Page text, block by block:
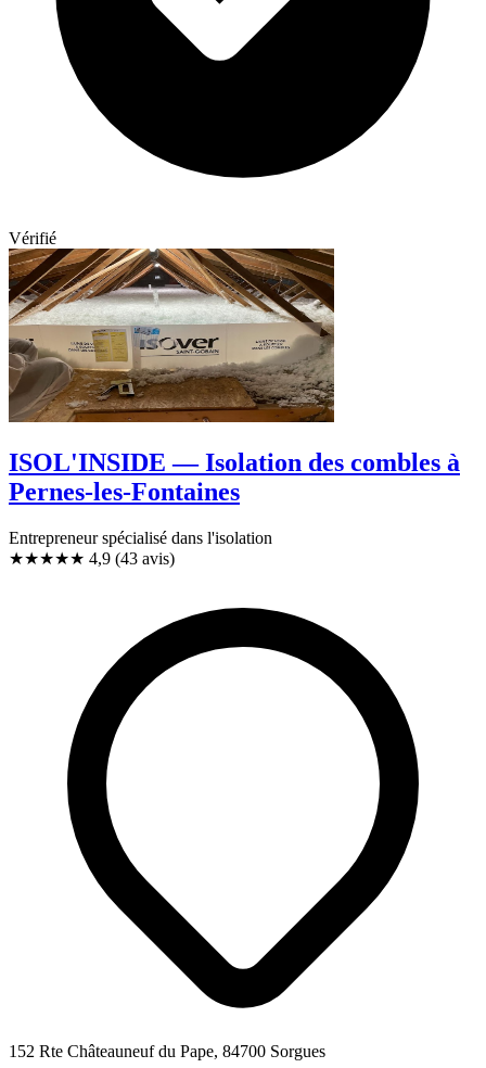
Vérifié
ISOL'INSIDE — Isolation des combles à
Pernes-les-Fontaines
Entrepreneur spécialisé dans l'isolation
★★★★★ 4,9 (43 avis)
152 Rte Châteauneuf du Pape, 84700 Sorgues